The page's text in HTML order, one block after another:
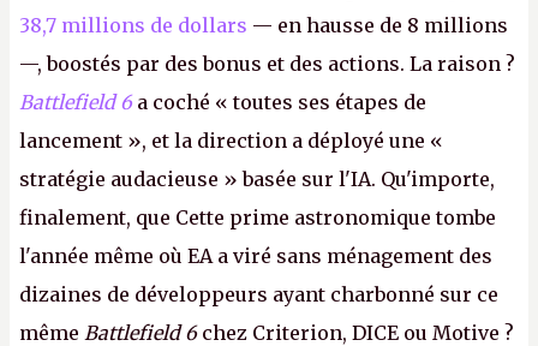
38,7 millions de dollars — en hausse de 8 millions
—, boostés par des bonus et des actions. La raison ?
Battlefield 6 a coché « toutes ses étapes de
lancement », et la direction a déployé une «
stratégie audacieuse » basée sur l'IA. Qu'importe,
finalement, que Cette prime astronomique tombe
l'année même où EA a viré sans ménagement des
dizaines de développeurs ayant charbonné sur ce
même Battlefield 6chez Criterion, DICE ou Motive ?